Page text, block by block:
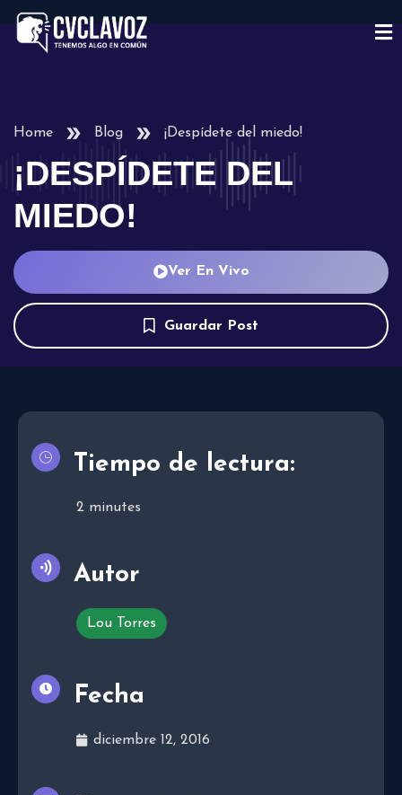
Home Blog ¡Despídete del miedo!
¡DESPÍDETE DEL
MIEDO!
Ver En Vivo
Guardar Post
Tiempo de lectura:
2 minutes
Autor
Lou Torres
Fecha
diciembre 12, 2016